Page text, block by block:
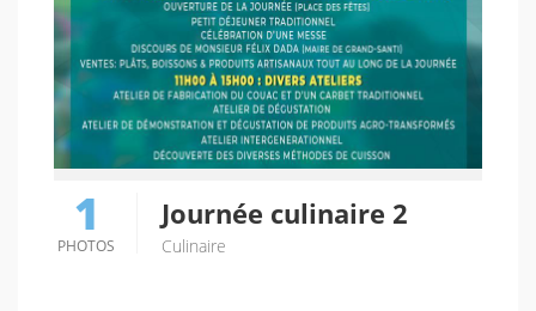
1
PHOTOS
Journée culinaire 2
Culinaire